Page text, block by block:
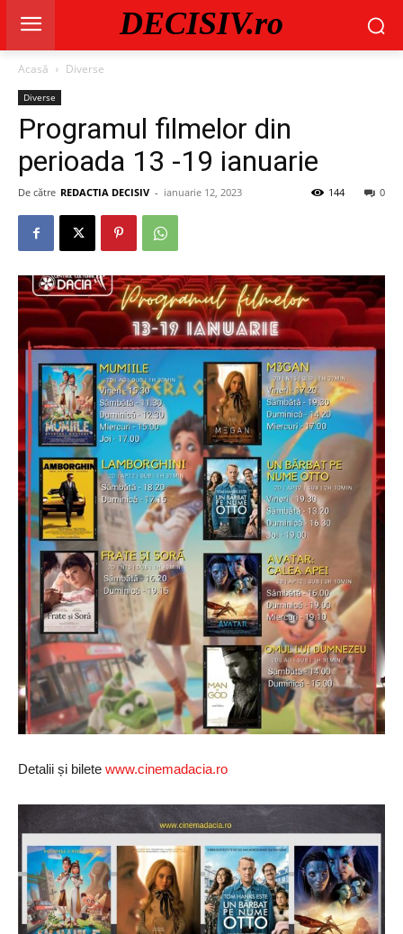
DECISIV.ro
Acasă Diverse
Diverse
Programul filmelor din
perioada 13 -19 ianuarie
De către REDACTIA DECISIV - ianuarie 12, 2023 0
144
Detalii și bilete www.cinemadacia.ro